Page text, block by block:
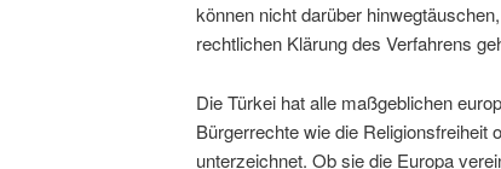
können nicht darüber
rechtlichen Klärung des Verfahrens
Die Türkei hat alle maßgeblichen
Bürgerrechte wie die Religionsfreiheit
unterzeichnet. Ob sie die Europa